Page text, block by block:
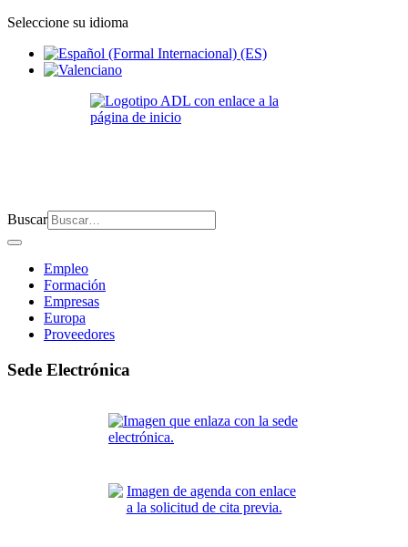
Seleccione su idioma
Buscar
Empleo
Formación
Empresas
Europa
Proveedores
Sede Electrónica